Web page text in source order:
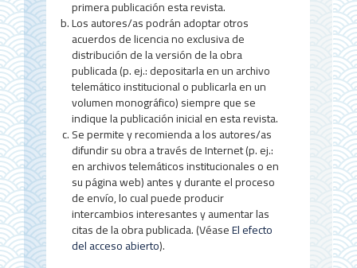
r
t
í
c
u
l
o
primera publicación esta revista.
Los autores/as podrán adoptar otros
acuerdos de licencia no exclusiva de
distribución de la versión de la obra
publicada (p. ej.: depositarla en un archivo
telemático institucional o publicarla en un
volumen monográfico) siempre que se
indique la publicación inicial en esta revista.
Se permite y recomienda a los autores/as
difundir su obra a través de Internet (p. ej.:
en archivos telemáticos institucionales o en
su página web) antes y durante el proceso
de envío, lo cual puede producir
intercambios interesantes y aumentar las
citas de la obra publicada. (VéaseEl efecto
del acceso abierto).